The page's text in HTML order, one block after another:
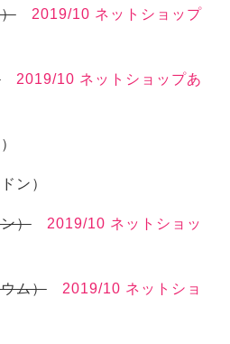
2019/10 ネットショップ
2019/10 ネットショップあ
ン）
）
2019/10 ネットショッ
ム）
2019/10 ネットショ